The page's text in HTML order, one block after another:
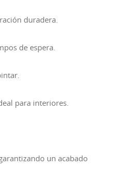
duradera.
de espera.
para interiores.
un acabado